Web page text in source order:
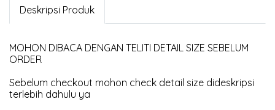
Deskripsi Produk
MOHON DIBACA DENGAN TELITI DETAIL SIZE SEBELUM
ORDER
Sebelum checkout mohon check detail size dideskripsi
terlebih dahulu ya